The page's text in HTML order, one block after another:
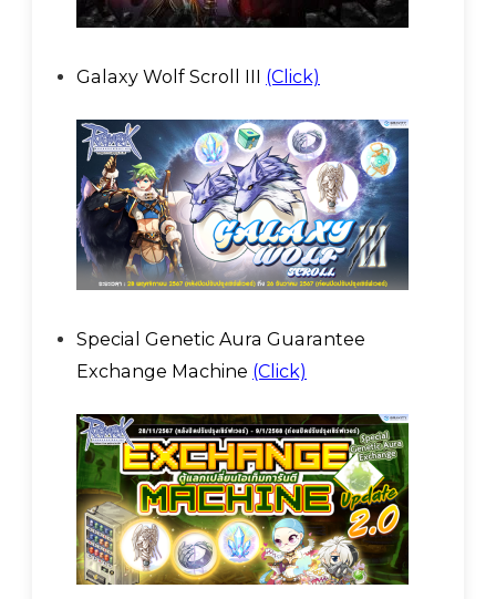
Galaxy Wolf Scroll III (Click)
Special Genetic Aura Guarantee
Exchange Machine (Click)